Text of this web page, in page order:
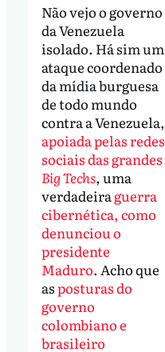
Não vejo o governo
da Venezuela
isolado. Há sim um
ataque coordenado
da mídia burguesa
de todo mundo
contra a Venezuela,
apoiada pelas redes
sociais das grandes
Big Techs, uma
verdadeiraguerra
cibernética, como
denunciou o
presidente
Maduro. Acho que
asposturas do
governo
colombiano e
brasileiro